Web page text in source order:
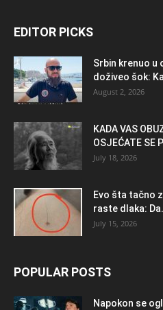
EDITOR PICKS
Srbin krenuo u
doživeo šok:
August 2, 2026
KADA VAS
OSJEĆATE SE
July 18, 2026
Evo šta tačno
raste dlaka:
July 15, 2026
POPULAR POSTS
Napokon se